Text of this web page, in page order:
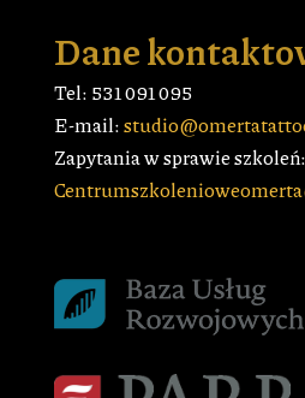
Dane
Tel: 531 091 095
E-mail:
Zapytania w sprawie szkoleń: